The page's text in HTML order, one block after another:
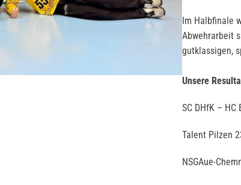
Im Halbfinale
Abwehrarbeit
gutklassigen,
Unsere
SC DHfK –
Talent Pilzen
NSGAue-